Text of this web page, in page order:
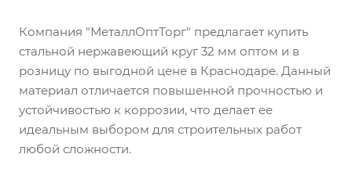
Компания "МеталлОптТорг" предлагает купить
стальной нержавеющий круг 32 мм оптом и в
розницу по выгодной цене в Краснодаре. Данный
материал отличается повышенной прочностью и
устойчивостью к коррозии, что делает ее
идеальным выбором для строительных работ
любой сложности.